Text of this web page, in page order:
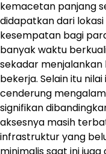
kemacetan panjang
didapatkan dari
kesempatan bagi
banyak waktu
sekadar
bekerja. Selain itu
cenderung
signifikan
aksesnya masih
infrastruktur yang
minimalis saat ini